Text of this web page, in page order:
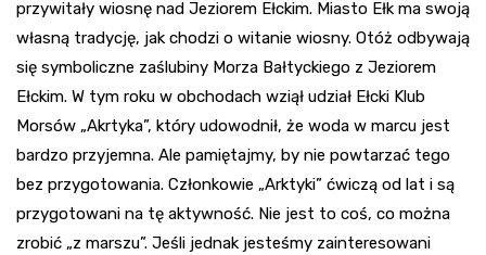
przywitały wiosnę nad Jeziorem Ełckim. Miasto Ełk ma swoją
własną tradycję, jak chodzi o witanie wiosny. Otóż odbywają
się symboliczne zaślubiny Morza Bałtyckiego z Jeziorem
Ełckim. W tym roku w obchodach wziął udział Ełcki Klub
Morsów „Akrtyka”, który udowodnił, że woda w marcu jest
bardzo przyjemna. Ale pamiętajmy, by nie powtarzać tego
bez przygotowania. Członkowie „Arktyki” ćwiczą od lat i są
przygotowani na tę aktywność. Nie jest to coś, co można
zrobić „z marszu”. Jeśli jednak jesteśmy zainteresowani